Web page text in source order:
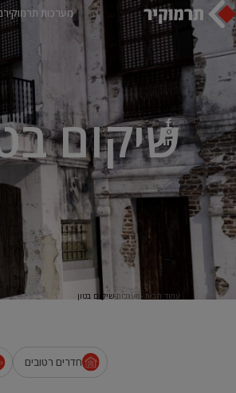
מערכות תרמוקיר
שיקום
עמוד הבית מערכות שיקום בטון
חדרים רטובים